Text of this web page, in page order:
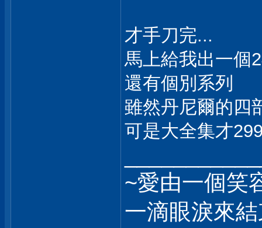
才手刀完...
馬上給我出一個
還有個別系列
雖然丹尼爾的四
可是大全集才
~愛由一個笑
一滴眼淚來